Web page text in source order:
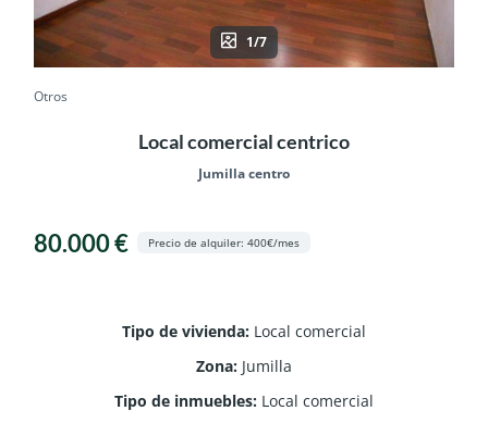
1/7
Otros
Local comercial centrico
Jumilla centro
80.000 € Precio de alquiler: 400€/mes
Tipo de vivienda: Local comercial
Zona: Jumilla
Tipo de inmuebles: Local comercial